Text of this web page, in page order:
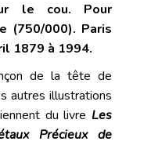
le cou. Pour
(750/000). Paris
1879 à 1994.
de la tête de
autres illustrations
du livre Les
Précieux de